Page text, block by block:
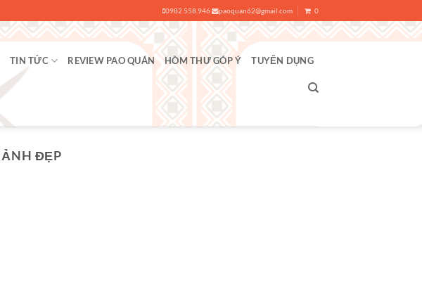
0982.558.946 paoquan62@gmail.com 0
TIN TỨC REVIEW PAO QUÁN HÒM THƯ GÓP Ý TUYỂN DỤNG
ĐẸP